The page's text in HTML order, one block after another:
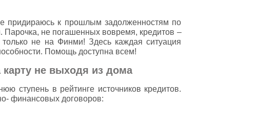
придираюсь к прошлым задолженностям по
Парочка, не погашенных вовремя, кредитов –
не на Финми! Здесь каждая ситуация
Помощь доступна всем!
не выходя из дома
ступень в рейтинге источников кредитов.
финансовых договоров: